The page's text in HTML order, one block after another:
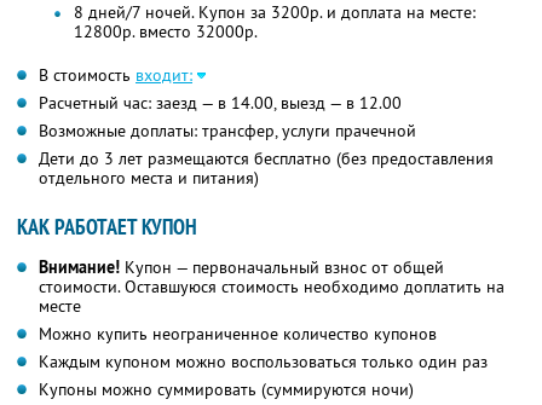
8 дней/7 ночей. Купон за 3200р. и доплата на месте:
12800р. вместо 32000р.
В стоимость входит:
Расчетный час: заезд — в 14.00, выезд — в 12.00
Возможные доплаты: трансфер, услуги прачечной
Дети до 3 лет размещаются бесплатно (без предоставления
отдельного места и питания)
КАК РАБОТАЕТ КУПОН
Внимание! Купон — первоначальный взнос от общей
стоимости. Оставшуюся стоимость необходимо доплатить на
месте
Можно купить неограниченное количество купонов
Каждым купоном можно воспользоваться только один раз
Купоны можно суммировать (суммируются ночи)